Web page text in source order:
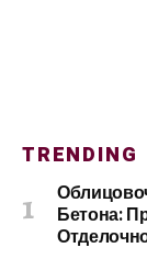
TRENDING
Бетона: